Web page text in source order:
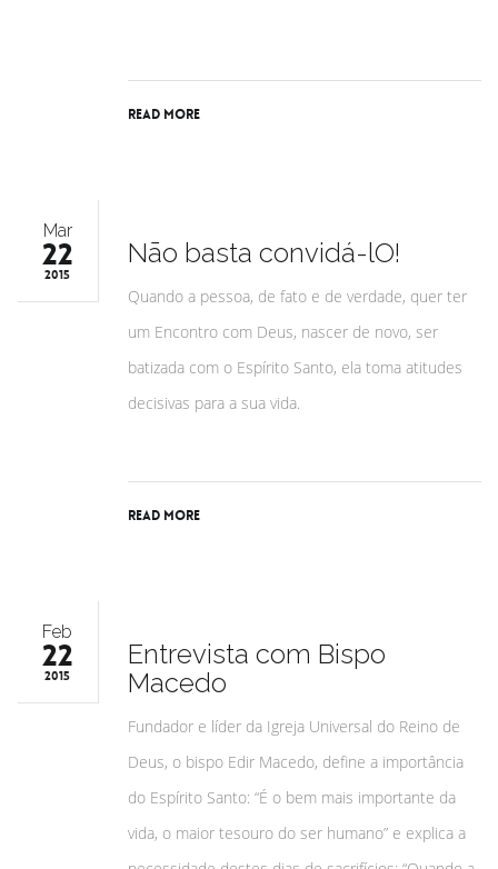
Read More
Mar
22
2015
Nāo basta convidá-lO!
Quando a pessoa, de fato e de verdade, quer ter
um Encontro com Deus, nascer de novo, ser
batizada com o Espírito Santo, ela toma atitudes
decisivas para a sua vida.
Read More
Feb
22
2015
Entrevista com Bispo
Macedo
Fundador e líder da Igreja Universal do Reino de
Deus, o bispo Edir Macedo, define a importância
do Espírito Santo: “É o bem mais importante da
vida, o maior tesouro do ser humano” e explica a